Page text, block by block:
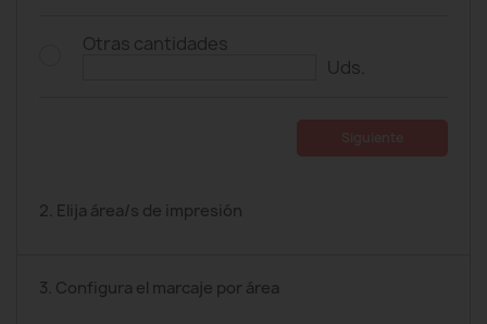
Otras cantidades
Uds.
2. Elija área/s de impresión
3. Configura el marcaje por área